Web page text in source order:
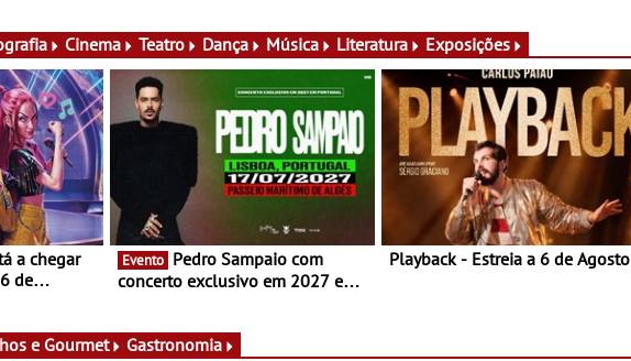
muito mais
entre 8 e 16 de agosto
Cinema Teatro Dança Música Literatura Exposições
a chegar
de
Evento
concerto exclusivo em 2027 em
Playback - Estreia a 6 de Agosto
e Gourmet Gastronomia